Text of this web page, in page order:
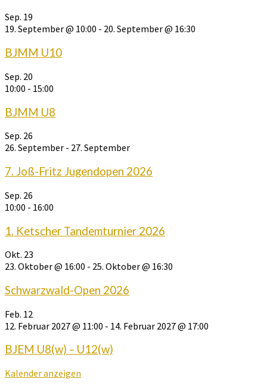
Sep. 19
19. September @ 10:00 - 20. September @ 16:30
BJMM U10
Sep. 20
10:00 - 15:00
BJMM U8
Sep. 26
26. September - 27. September
7. Joß-Fritz Jugendopen 2026
Sep. 26
10:00 - 16:00
1. Ketscher Tandemturnier 2026
Okt. 23
23. Oktober @ 16:00 - 25. Oktober @ 16:30
Schwarzwald-Open 2026
Feb. 12
12. Februar 2027 @ 11:00 - 14. Februar 2027 @ 17:00
BJEM U8(w) – U12(w)
Kalender anzeigen